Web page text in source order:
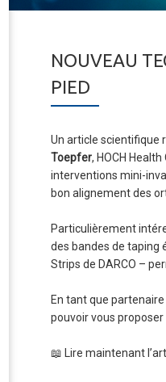
NOUVEAU
PIED
Un article scientifique
Toepfer, HOCH
interventions mini-
bon alignement des
Particulièrement
des bandes de taping
Strips de DARCO –
En tant que
pouvoir vous
📖 Lire maintenant